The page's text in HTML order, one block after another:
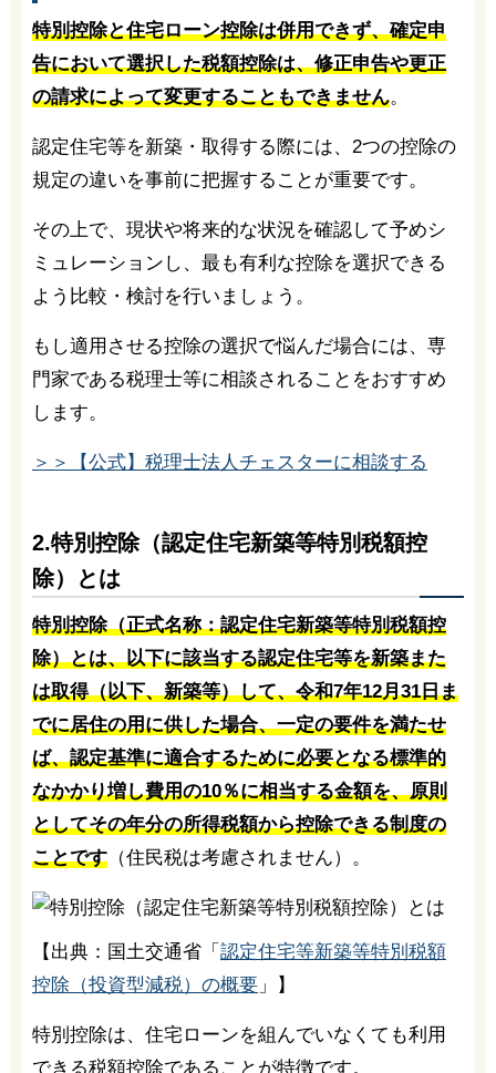
特別控除と住宅ローン控除は併用できず、確定申
告において選択した税額控除は、修正申告や更正
の請求によって変更することもできません。
認定住宅等を新築・取得する際には、2つの控除の
規定の違いを事前に把握することが重要です。
その上で、現状や将来的な状況を確認して予めシ
ミュレーションし、最も有利な控除を選択できる
よう比較・検討を行いましょう。
もし適用させる控除の選択で悩んだ場合には、専
門家である税理士等に相談されることをおすすめ
します。
＞＞【公式】税理士法人チェスターに相談する
2.特別控除（認定住宅新築等特別税額控
除）とは
特別控除（正式名称：認定住宅新築等特別税額控
除）とは、以下に該当する認定住宅等を新築また
は取得（以下、新築等）して、令和7年12月31日ま
でに居住の用に供した場合、一定の要件を満たせ
ば、認定基準に適合するために必要となる標準的
なかかり増し費用の10％に相当する金額を、原則
としてその年分の所得税額から控除できる制度の
ことです（住民税は考慮されません）。
【出典：国土交通省「 認定住宅等新築等特別税額
控除（投資型減税）の概要」】
特別控除は、住宅ローンを組んでいなくても利用
できる税額控除であることが特徴です。